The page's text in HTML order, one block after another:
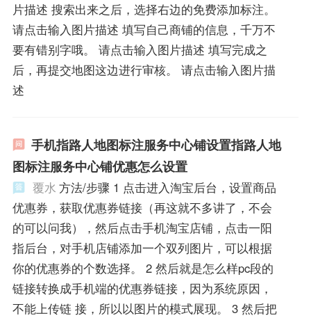
片描述 搜索出来之后，选择右边的免费添加标注。
请点击输入图片描述 填写自己商铺的信息，千万不
要有错别字哦。 请点击输入图片描述 填写完成之
后，再提交地图这边进行审核。 请点击输入图片描
述
手机指路人地图标注服务中心铺设置指路人地
图标注服务中心铺优惠怎么设置
覆水 方法/步骤 1 点击进入淘宝后台，设置商品
优惠券，获取优惠券链接（再这就不多讲了，不会
的可以问我），然后点击手机淘宝店铺，点击一阳
指后台，对手机店铺添加一个双列图片，可以根据
你的优惠券的个数选择。 2 然后就是怎么样pc段的
链接转换成手机端的优惠券链接，因为系统原因，
不能上传链 接，所以以图片的模式展现。 3 然后把